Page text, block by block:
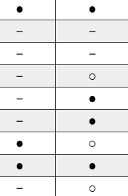
● ●
－ －
－ －
－ ○
－ ●
－ ●
● ○
● ●
－ ○